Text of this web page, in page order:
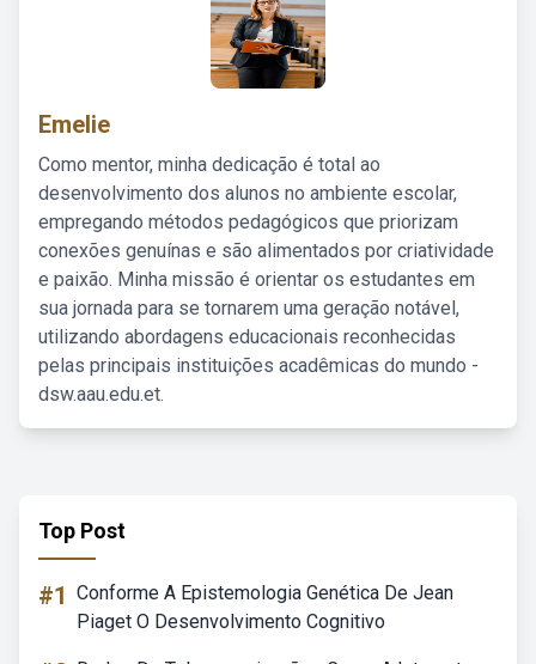
Emelie
Como mentor, minha dedicação é total ao
desenvolvimento dos alunos no ambiente escolar,
empregando métodos pedagógicos que priorizam
conexões genuínas e são alimentados por criatividade
e paixão. Minha missão é orientar os estudantes em
sua jornada para se tornarem uma geração notável,
utilizando abordagens educacionais reconhecidas
pelas principais instituições acadêmicas do mundo -
dsw.aau.edu.et.
Top Post
#1 Conforme A Epistemologia Genética De Jean
Piaget O Desenvolvimento Cognitivo